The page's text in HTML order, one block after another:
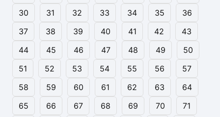
30
31 32 33 34 35
36
37
38 39 40 41 42
43
44
45 46 47 48 49
50
51
52 53 54 55 56
57
58
59 60 61 62 63
64
65
66 67 68 69 70
71